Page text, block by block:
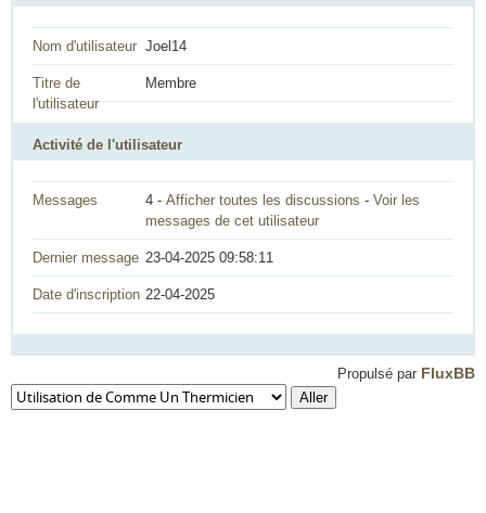
Nom d'utilisateur Joel14
Titre de
l'utilisateur
Membre
Activité de l'utilisateur
Messages 4 - Afficher toutes les discussions - Voir les
messages de cet utilisateur
Dernier message 23-04-2025 09:58:11
Date d'inscription 22-04-2025
Propulsé par FluxBB